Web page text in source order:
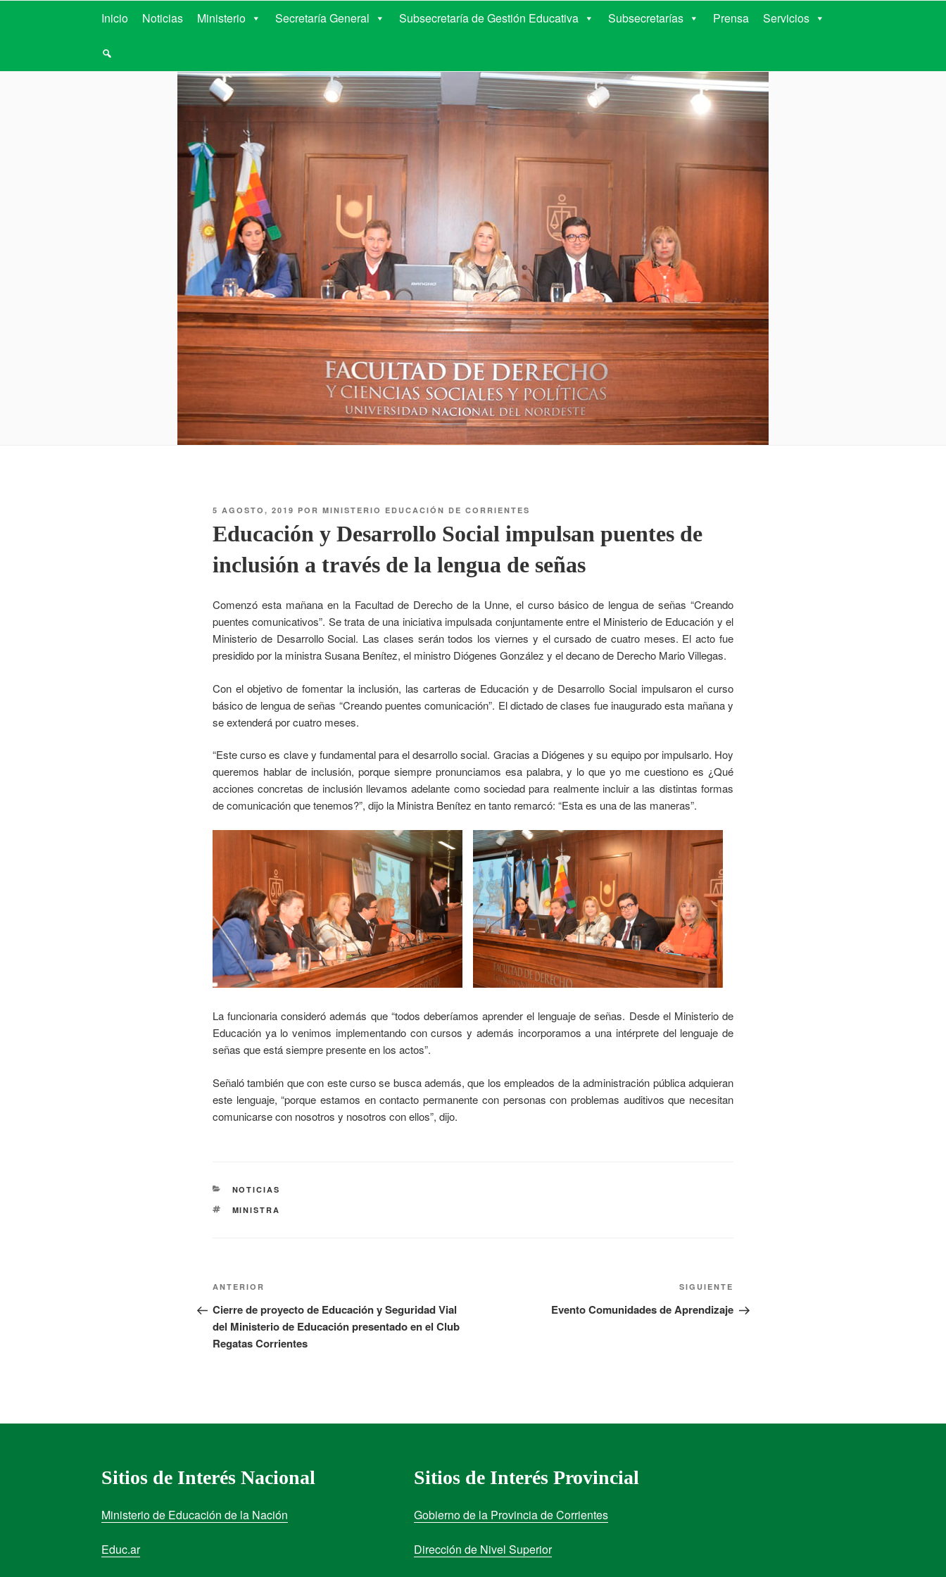
MINISTERIO DE EDUCACIÓN DE CORRIENTES
Inicio Noticias Ministerio Secretaría General Subsecretaría de Gestión Educativa Subsecretarías Prensa Servicios
5 AGOSTO, 2019 POR MINISTERIO EDUCACIÓN DE CORRIENTES
Educación y Desarrollo Social impulsan puentes de
inclusión a través de la lengua de señas
Comenzó esta mañana en la Facultad de Derecho de la Unne, el curso básico de lengua de señas “Creando
puentes comunicativos”. Se trata de una iniciativa impulsada conjuntamente entre el Ministerio de Educación y el
Ministerio de Desarrollo Social. Las clases serán todos los viernes y el cursado de cuatro meses. El acto fue
presidido por la ministra Susana Benítez, el ministro Diógenes González y el decano de Derecho Mario Villegas.
Con el objetivo de fomentar la inclusión, las carteras de Educación y de Desarrollo Social impulsaron el curso
básico de lengua de señas “Creando puentes comunicación”. El dictado de clases fue inaugurado esta mañana y
se extenderá por cuatro meses.
“Este curso es clave y fundamental para el desarrollo social. Gracias a Diógenes y su equipo por impulsarlo. Hoy
queremos hablar de inclusión, porque siempre pronunciamos esa palabra, y lo que yo me cuestiono es ¿Qué
acciones concretas de inclusión llevamos adelante como sociedad para realmente incluir a las distintas formas
de comunicación que tenemos?”, dijo la Ministra Benítez en tanto remarcó: “Esta es una de las maneras”.
La funcionaria consideró además que “todos deberíamos aprender el lenguaje de señas. Desde el Ministerio de
Educación ya lo venimos implementando con cursos y además incorporamos a una intérprete del lenguaje de
señas que está siempre presente en los actos”.
Señaló también que con este curso se busca además, que los empleados de la administración pública adquieran
este lenguaje, “porque estamos en contacto permanente con personas con problemas auditivos que necesitan
comunicarse con nosotros y nosotros con ellos”, dijo.
NOTICIAS
MINISTRA
ANTERIOR
Cierre de proyecto de Educación y Seguridad Vial
del Ministerio de Educación presentado en el Club
Regatas Corrientes
SIGUIENTE
Evento Comunidades de Aprendizaje
Sitios de Interés Nacional
Ministerio de Educación de la Nación
Educ.ar
Sitios de Interés Provincial
Gobierno de la Provincia de Corrientes
Dirección de Nivel Superior